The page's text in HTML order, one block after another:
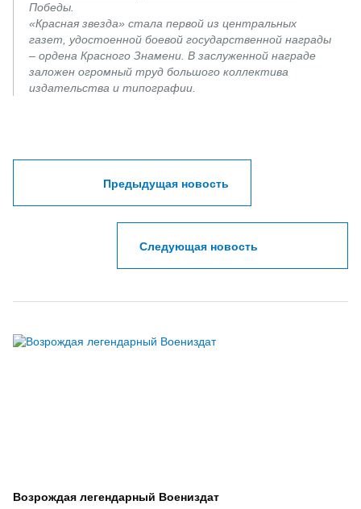
Победы.
«Красная звезда» стала первой из центральных
газет, удостоенной боевой государственной награды
– ордена Красного Знамени. В заслуженной награде
заложен огромный труд большого коллектива
издательства и типографии.
Предыдущая новость
Следующая новость
Возрождая легендарный Воениздат